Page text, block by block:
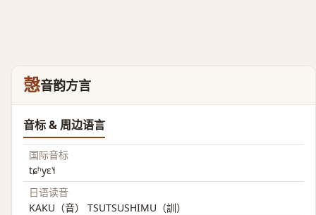
愨音韵方言
音标 & 周边语言
国际音标
tɕʰyɛ˥˧
日语读音
KAKU（音） TSUTSUSHIMU（訓）